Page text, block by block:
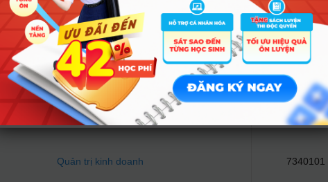
Toán ứng dụng 7460112
Quản lý xây dựng 7580302
Quản trị kinh doanh 7340101